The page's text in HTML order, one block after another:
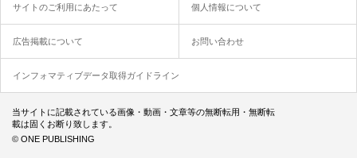
サイトのご利用にあたって 個人情報について
広告掲載について お問い合わせ
インフォマティブデータ取得ガイドライン
当サイトに記載されている画像・動画・文章等の無断転用・無断転
載は固くお断り致します。
© ONE PUBLISHING